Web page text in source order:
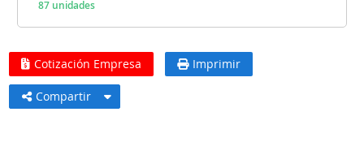
87 unidades
Cotización Empresa Imprimir
Compartir